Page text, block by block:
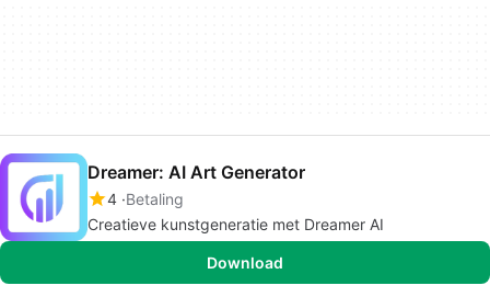
Dreamer: AI Art Generator
4 Betaling
Creatieve kunstgeneratie met Dreamer AI
Download